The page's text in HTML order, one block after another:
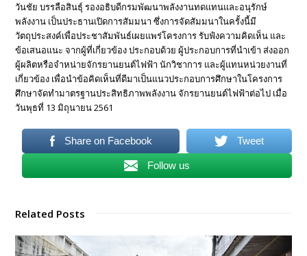
วันชัย บรรลือสินธุ์ รองอธิบดีกรมพัฒนาพลังงานทดแทนและอนุรักษ์
พลังงาน เป็นประธานเปิดการสัมมนา ซึ่งการจัดสัมมนาในครั้งนี้มี
วัตถุประสงค์เพื่อประชาสัมพันธ์เผยแพร่โครงการ รับฟํงความคิดเห็น และ
ข้อเสนอแนะ จากผู้ที่เกี่ยวข้อง ประกอบด้วย ผู้ประกอบการที่นําเข้า ส่งออก
ผู้ผลิตหรือจําหน่ายจักรยานยนต์ไฟฟ้า นักวิชาการ และผู้แทนหน่วยงานที่
เกี่ยวข้อง เพื่อนําข้อคิดเห็นที่ดีมาเป็นแนวประกอบการศึกษาในโครงการ
ศึกษาจัดทํามาตรฐานประสิทธิภาพพลังงาน จักรยานยนต์ไฟฟ้าต่อไป เมื่อ
วันพุธที่ 13 มิถุนายน 2561
Share on Facebook Tweet
Follow us
Related Posts